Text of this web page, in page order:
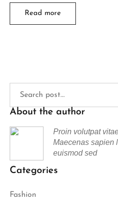
Read more
About the author
Proin volutpat
Maecenas sapien
euismod sed
Categories
Fashion